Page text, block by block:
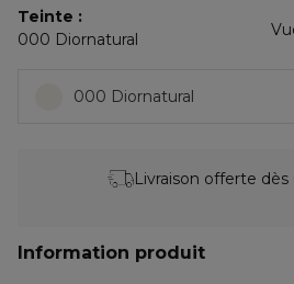
Teinte
000 Diornatural
000 Diornatural
Livraison offerte dès
Information produit